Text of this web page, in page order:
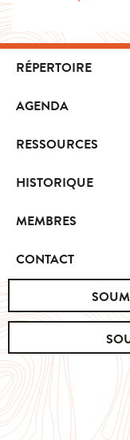
RÉPERTOIRE
AGENDA
RESSOURCES
HISTORIQUE
MEMBRES
CONTACT